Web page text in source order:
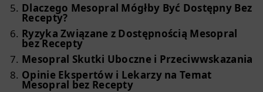
Dlaczego Mesopral Mógłby Być Dostępny Bez
Recepty?
Ryzyka Związane z Dostępnością Mesopral
bez Recepty
Mesopral Skutki Uboczne i Przeciwwskazania
Opinie Ekspertów i Lekarzy na Temat
Mesopral bez Recepty